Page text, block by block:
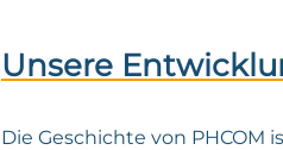
Unsere
Die Geschichte von